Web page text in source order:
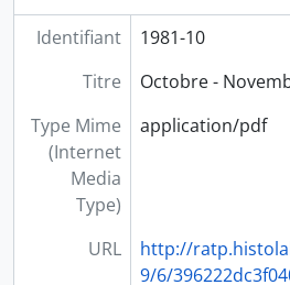
PER28 - @uber.com
PER29 - Trafic (1988-
PER31 - Inter-Infos
PER32 - Le journal
PER33 - L'attelage
PER34 - Journée de
PER35 - Actualités du
Identifiant
1981-10
Titre
Octobre -
Type Mime
(Internet
Media
Type)
application/pdf
URL
http://
9/6/